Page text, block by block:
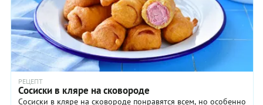
РЕЦЕПТ
Сосиски в кляре на сковороде
Сосиски в кляре на сковороде понравятся всем, но особенно